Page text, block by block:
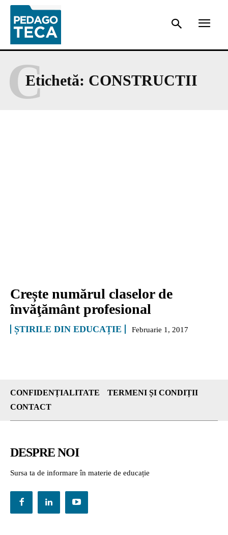
Etichetă: CONSTRUCTII
C
Crește numărul claselor de
învăţământ profesional
ȘTIRILE DIN EDUCAȚIE Februarie 1, 2017
CONFIDENȚIALITATE
TERMENI ȘI CONDIȚII
CONTACT
DESPRE NOI
Sursa ta de informare în materie de educație